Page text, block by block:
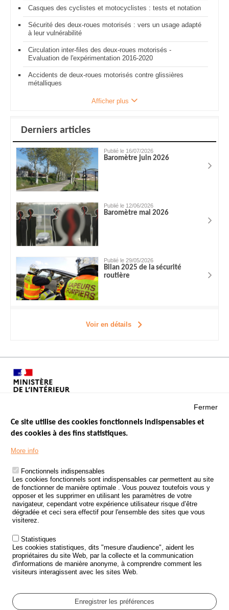
Casques des cyclistes et motocyclistes : tests et notation
Sécurité des deux-roues motorisés : vers un usage adapté
à leur vulnérabilité
Circulation inter-files des deux-roues motorisés -
Evaluation de l'expérimentation 2016-2020
Accidents de deux-roues motorisés contre glissières
métalliques
Afficher plus
Derniers articles
Publié le 16/07/2026
Baromètre juin 2026
Publié le 12/06/2026
Baromètre mai 2026
Publié le 29/05/2026
Bilan 2025 de la sécurité
routière
Voir en détails
Menu
Footer
LES SITES PUBLICS
ÉTAT DE L’INSÉCURITÉ ROUTIÈRE
TRAITEMENT DES DONNÉES PERSONNELLES DES ACCIDENTS DE
LA ROUTE
ETUDES ET RECHERCHES
APPEL À PROJETS
POLITIQUE DE SÉCURITÉ ROUTIÈRE
Outils
AGENDA
GLOSSAIRE
Fermer
Ce site utilise des cookies fonctionnels indispensables et
des cookies à des fins statistiques.
More info
Fonctionnels indispensables
Les cookies fonctionnels sont indispensables car permettent au site
de fonctionner de manière optimale . Vous pouvez toutefois vous y
opposer et les supprimer en utilisant les paramètres de votre
navigateur, cependant votre expérience utilisateur risque d’être
dégradée et ceci sera effectif pour l'ensemble des sites que vous
visiterez.
Statistiques
Les cookies statistiques, dits "mesure d'audience", aident les
propriétaires du site Web, par la collecte et la communication
d'informations de manière anonyme, à comprendre comment les
visiteurs interagissent avec les sites Web.
Enregistrer les préférences